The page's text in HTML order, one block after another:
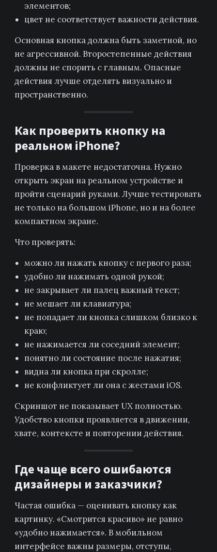
элементов;
цвет не соответствует важности действия.
Основная кнопка должна быть заметной, но
не агрессивной. Второстепенные действия
должны не спорить с главным. Опасные
действия лучше отделять визуально и
пространственно.
Как проверить кнопку на
реальном iPhone?
Проверка в макете недостаточна. Нужно
открыть экран на реальном устройстве и
пройти сценарий руками. Лучше тестировать
не только на большом iPhone, но и на более
компактном экране.
Что проверять:
можно ли нажать кнопку с первого раза;
удобно ли нажимать одной рукой;
не закрывает ли палец важный текст;
не мешает ли клавиатура;
не попадает ли кнопка слишком близко к
краю;
не нажимается ли соседний элемент;
понятно ли состояние после нажатия;
видна ли кнопка при скролле;
не конфликтует ли она с жестами iOS.
Скриншот не показывает UX полностью.
Удобство кнопки проявляется в движении,
хвате, контексте и повторении действия.
Где чаще всего ошибаются
дизайнеры и заказчики?
Частая ошибка — оценивать кнопку как
картинку. «Смотрится красиво» не равно
«удобно нажимается». В мобильном
интерфейсе важны размеры, отступы,